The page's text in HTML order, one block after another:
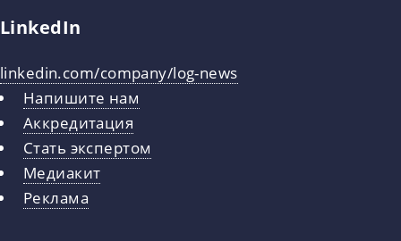
LinkedIn
linkedin.com/company/log-news
Напишите нам
Аккредитация
Стать экспертом
Медиакит
Реклама